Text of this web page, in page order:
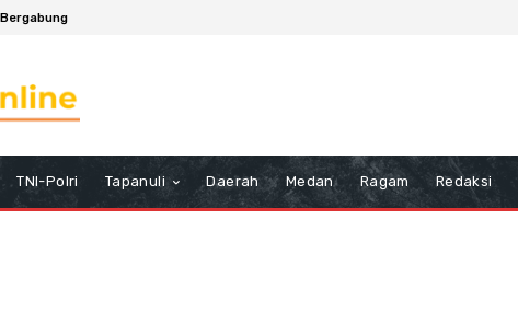
TNI-Polri Tapanuli Daerah Medan Ragam Redaksi